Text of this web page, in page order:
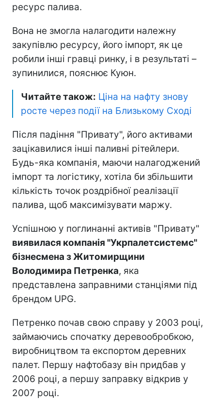
ресурс палива.
Вона не змогла налагодити належну
закупівлю ресурсу, його імпорт, як це
робили інші гравці ринку, і в результаті –
зупинилися, пояснює Куюн.
Читайте також: Ціна на нафту знову
росте через події на Близькому Сході
Після падіння "Привату", його активами
зацікавилися інші паливні рітейлери.
Будь-яка компанія, маючи налагоджений
імпорт та логістику, хотіла би збільшити
кількість точок роздрібної реалізації
палива, щоб максимізувати маржу.
Успішною у поглинанні активів "Привату"
виявилася компанія "Укрпалетсистемс"
бізнесмена з Житомирщини
Володимира Петренка, яка
представлена заправними станціями під
брендом UPG.
Петренко почав свою справу у 2003 році,
займаючись спочатку деревообробкою,
виробництвом та експортом деревних
палет. Першу нафтобазу він придбав у
2006 році, а першу заправку відкрив у
2007 році.